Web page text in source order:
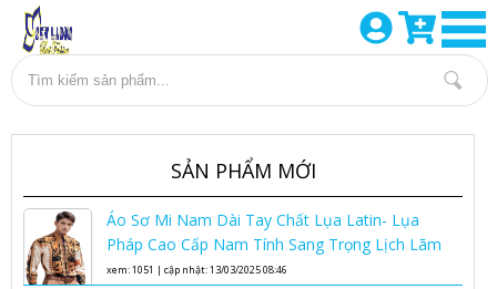
SẢN PHẨM MỚI
Áo Sơ Mi Nam Dài Tay Chất Lụa Latin- Lụa
Pháp Cao Cấp Nam Tính Sang Trọng Lịch Lãm
Áo sơ mi lụa nam cao cấp
xem: 1051 | cập nhật: 13/03/2025 08:46